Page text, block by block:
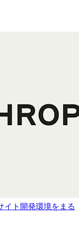
ト開発環境をまる